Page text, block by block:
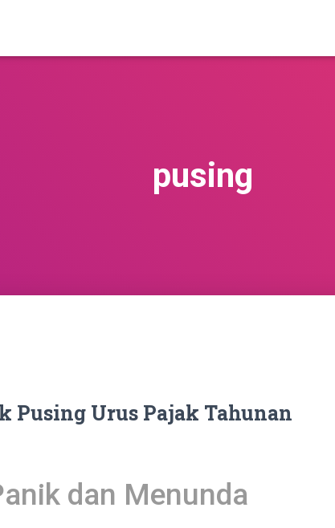
pusing
Pusing Urus Pajak Tahunan
dan Menunda